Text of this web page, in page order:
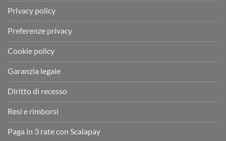
Privacy policy
Preferenze privacy
Cookie policy
Garanzia legale
Diritto di recesso
Resi e rimborsi
Paga in 3 rate con Scalapay